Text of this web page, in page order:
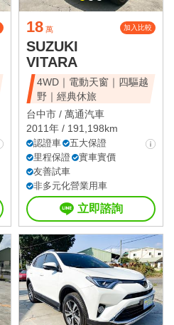
18 萬 加入比較
SUZUKI
VITARA
4WD｜電動天窗｜四驅越
野｜經典休旅
台中市 / 萬通汽車
2011年 / 191,198km
認證車
五大保證
里程保證
實車實價
友善試車
非多元化營業用車
立即諮詢